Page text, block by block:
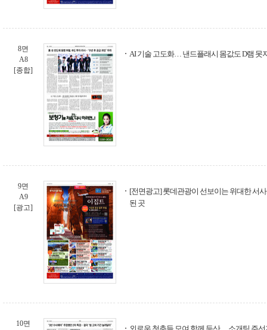
8면
A8
[종합]
AI 기술 고도화… 낸드플래시 몸값도 D램 못
9면
A9
[광고]
[전면광고] 롯데관광이 선보이는 위대한 서
된 곳
10면